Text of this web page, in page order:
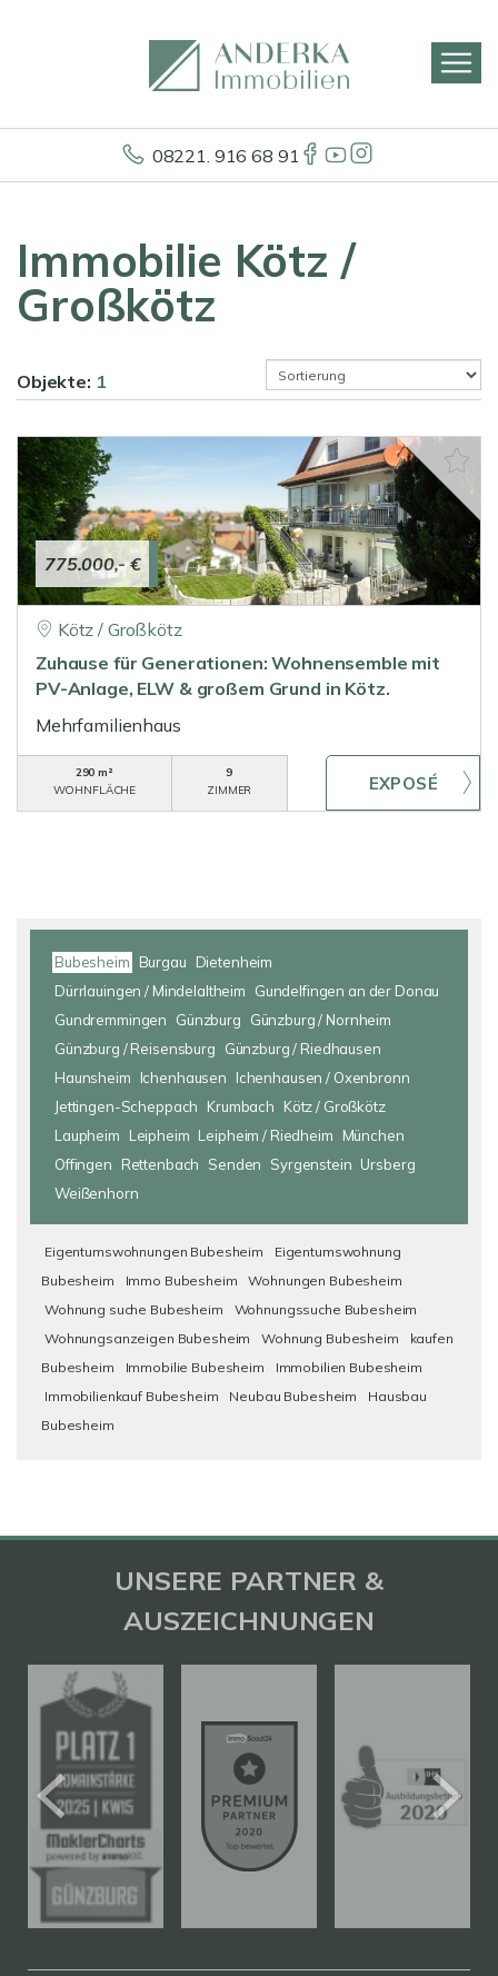
08221. 916 68 91
Immobilie Kötz /
Großkötz
Objekte: 1
775.000,- €
Kötz / Großkötz
Zuhause für Generationen: Wohnensemble mit
PV-Anlage, ELW & großem Grund in Kötz.
Mehrfamilienhaus
290 m²
WOHNFLÄCHE
9
ZIMMER
Bubesheim Burgau
Dietenheim
Dürrlauingen / Mindelaltheim
Gundelfingen an der Donau
Gundremmingen
Günzburg
Günzburg / Nornheim
Günzburg / Reisensburg
Günzburg / Riedhausen
Haunsheim
Ichenhausen
Ichenhausen / Oxenbronn
Jettingen-Scheppach
Krumbach
Kötz / Großkötz
Laupheim
Leipheim Leipheim / Riedheim
München
Offingen
Rettenbach Senden Syrgenstein Ursberg
Weißenhorn
Eigentumswohnungen Bubesheim
Eigentumswohnung
Bubesheim
Immo Bubesheim
Wohnungen Bubesheim
Wohnung suche Bubesheim
Wohnungssuche Bubesheim
Wohnungsanzeigen Bubesheim
Wohnung Bubesheim
kaufen
Bubesheim
Immobilie Bubesheim
Immobilien Bubesheim
Immobilienkauf Bubesheim
Neubau Bubesheim
Hausbau
Bubesheim
UNSERE PARTNER &
AUSZEICHNUNGEN